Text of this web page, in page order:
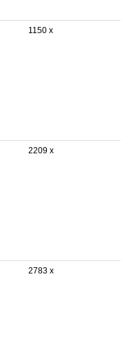
1150 x
2209 x
2783 x